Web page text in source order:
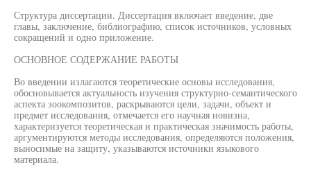
Структура диссертации. Диссертация включает введение, две
главы, заключение, библиографию, список источников, условных
сокращений и одно приложение.
ОСНОВНОЕ СОДЕРЖАНИЕ РАБОТЫ
Во введении излагаются теоретические основы исследования,
обосновывается актуальность изучения структурно-семантического
аспекта зоокомпозитов, раскрываются цели, задачи, объект и
предмет исследования, отмечается его научная новизна,
характеризуется теоретическая и практическая значимость работы,
аргументируются методы исследования, определяются положения,
выносимые на защиту, указываются источники языкового
материала.